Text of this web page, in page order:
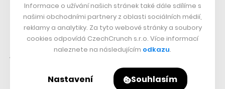
zařízení a víc než milion hostů po celém světě. Už
zhruba rok před pandemií MyStay používala třeba
česká Orea. „Naši hosté inovace, které platforma
přináší, vítají. Jsme si jistí, že především nyní se nám
investice do inovací vrátí. Jsme totiž na ‚bezkontaktní‘
návrat hostů v postcovid době připraveni,“myslí si
Informace o užívání našich stránek také dále sdílíme s
našimi obchodními partnery z oblasti sociálních médií,
reklamy a analytiky. Za tyto webové stránky a soubory
cookies odpovídá CzechCrunch s.r.o. Více informací
naleznete na následujícím odkazu.
Nastavení Souhlasím